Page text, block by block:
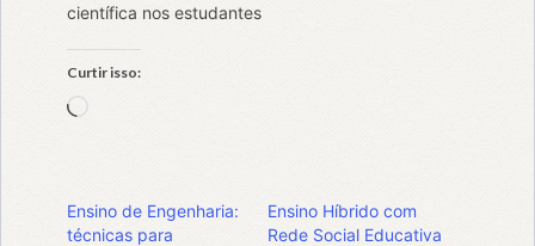
científica nos estudantes
Curtir isso:
Carregando...
Ensino de Engenharia:
técnicas para
Ensino Híbrido com
Rede Social Educativa